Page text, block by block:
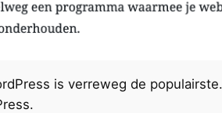
is verreweg de